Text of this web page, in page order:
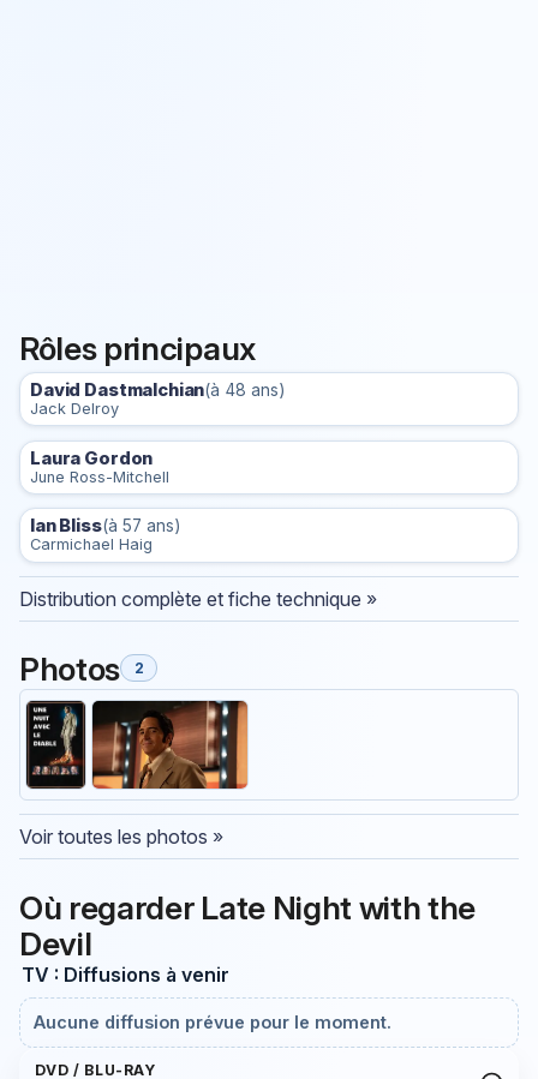
Rôles principaux
David Dastmalchian(à 48 ans)
Jack Delroy
Laura Gordon
June Ross-Mitchell
Ian Bliss(à 57 ans)
Carmichael Haig
Distribution complète et fiche technique »
Photos 2
Voir toutes les photos »
Où regarder Late Night with the
Devil
TV : Diffusions à venir
Aucune diffusion prévue pour le moment.
DVD / BLU-RAY